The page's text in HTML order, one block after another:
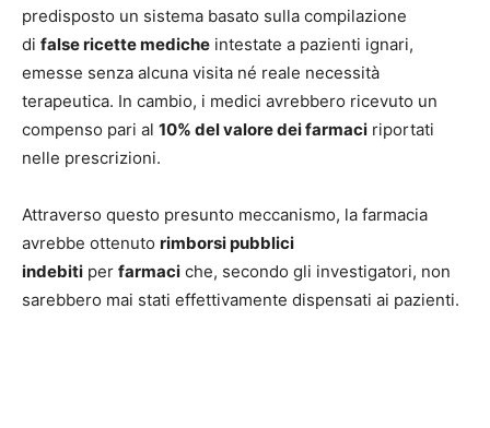
predisposto un sistema basato sulla compilazione
di false ricette mediche intestate a pazienti ignari,
emesse senza alcuna visita né reale necessità
terapeutica. In cambio, i medici avrebbero ricevuto un
compenso pari al 10% del valore dei farmaci riportati
nelle prescrizioni.
Attraverso questo presunto meccanismo, la farmacia
avrebbe ottenuto rimborsi pubblici
indebiti per farmaci che, secondo gli investigatori, non
sarebbero mai stati effettivamente dispensati ai pazienti.